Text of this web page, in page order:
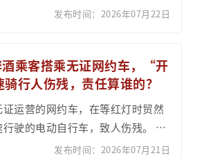
权人诉至法院，要求夫妻双方共同
发布时间：2026年07月22日
乘客搭乘无证网约车，“开
行人伤残，责任算谁的？
运营的网约车，在等红灯时贸然
驶的电动自行车，致人伤残。 一
交织，伤者的损失该由谁承担？车
发布时间：2026年07月21日